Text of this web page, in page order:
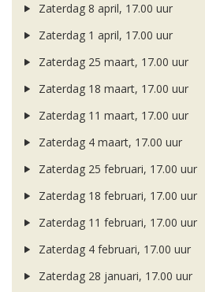
Zaterdag 8 april, 17.00 uur
Zaterdag 1 april, 17.00 uur
Zaterdag 25 maart, 17.00 uur
Zaterdag 18 maart, 17.00 uur
Zaterdag 11 maart, 17.00 uur
Zaterdag 4 maart, 17.00 uur
Zaterdag 25 februari, 17.00 uur
Zaterdag 18 februari, 17.00 uur
Zaterdag 11 februari, 17.00 uur
Zaterdag 4 februari, 17.00 uur
Zaterdag 28 januari, 17.00 uur